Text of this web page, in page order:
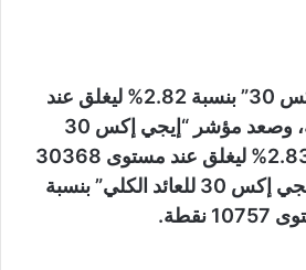
وصعد مؤشر “إيجي إكس 30” بنسبة 2.82% ليغلق عند
مستوى 25265 نقطة، وصعد مؤشر “إيجي إكس 30
محدد الأوزان” بنسبة 2.83% ليغلق عند مستوى 30368
نقطة، وقفز مؤشر “إيجي إكس 30 للعائد الكلي” بنسبة